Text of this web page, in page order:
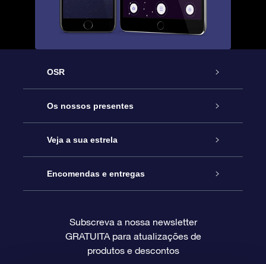
OSR
Serviço
Contactos
O Blog
Avaliações
Os nossos presentes
Prenda Star Online
Pacote Prenda OSR
O Cartão Presente OSR
Veja a sua estrela
Registo de Estrela
Página de Estrela personalizada
Encomendas e entregas
Informação de pagamento
Subscreva a nossa newsletter
GRATUITA para atualizações de
produtos e descontos